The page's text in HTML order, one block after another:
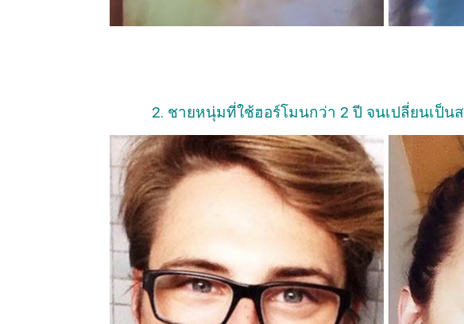
2. ชายหนุ่มที่ใช้ฮอร์โมนกว่า 2 ปี จนเปลี่ยนเป็น